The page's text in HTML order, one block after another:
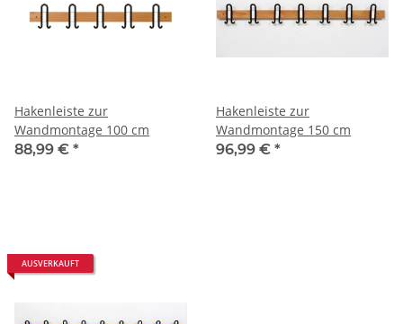
Hakenleiste zur
Wandmontage 100 cm
88,99 € *
Hakenleiste zur
Wandmontage 150 cm
96,99 € *
AUSVERKAUFT